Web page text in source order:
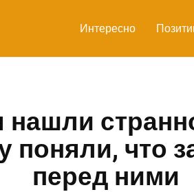
Интересно
поняли, что
перед ними